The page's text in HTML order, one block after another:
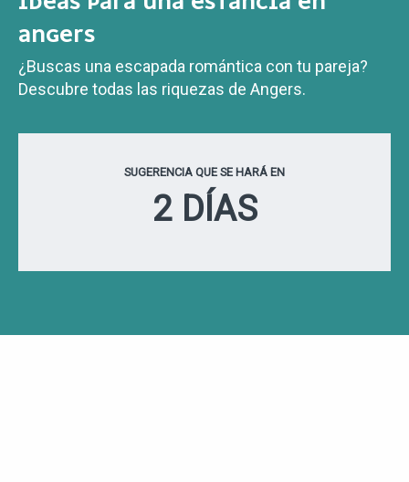
ANGERS
¿Buscas una escapada romántica con tu pareja?
Descubre todas las riquezas de Angers.
SUGERENCIA QUE SE HARÁ EN
2 DÍAS